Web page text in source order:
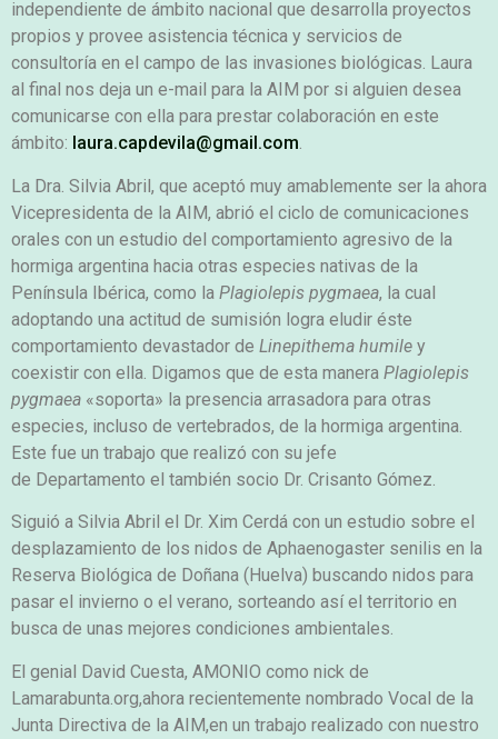
independiente de ámbito nacional que desarrolla proyectos
propios y provee asistencia técnica y servicios de
consultoría en el campo de las invasiones biológicas. Laura
al final nos deja un e-mail para la AIM por si alguien desea
comunicarse con ella para prestar colaboración en este
ámbito: laura.capdevila@gmail.com.
La Dra. Silvia Abril, que aceptó muy amablemente ser la ahora
Vicepresidenta de la AIM, abrió el ciclo de comunicaciones
orales con un estudio del comportamiento agresivo de la
hormiga argentina hacia otras especies nativas de la
Península Ibérica, como la Plagiolepis pygmaea, la cual
adoptando una actitud de sumisión logra eludir éste
comportamiento devastador de Linepithema humile y
coexistir con ella. Digamos que de esta manera Plagiolepis
pygmaea «soporta» la presencia arrasadora para otras
especies, incluso de vertebrados, de la hormiga argentina.
Este fue un trabajo que realizó con su jefe
de Departamento el también socio Dr. Crisanto Gómez.
Siguió a Silvia Abril el Dr. Xim Cerdá con un estudio sobre el
desplazamiento de los nidos de Aphaenogaster senilis en la
Reserva Biológica de Doñana (Huelva) buscando nidos para
pasar el invierno o el verano, sorteando así el territorio en
busca de unas mejores condiciones ambientales.
El genial David Cuesta, AMONIO como nick de
Lamarabunta.org,ahora recientemente nombrado Vocal de la
Junta Directiva de la AIM,en un trabajo realizado con nuestro